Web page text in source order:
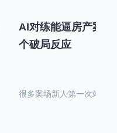
AI对练能逼房产案
个破局反应
很多案场新人第一次站在